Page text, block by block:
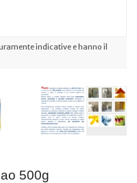
indicative e hanno il
500g